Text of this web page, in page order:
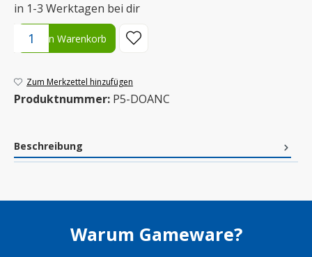
in 1-3 Werktagen bei dir
Produkt Anzahl: Gib den gewünschten Wert ein oder benutze
In den Warenkorb
Zum Merkzettel hinzufügen
Produktnummer: P5-DOANC
Beschreibung
Warum Gameware?